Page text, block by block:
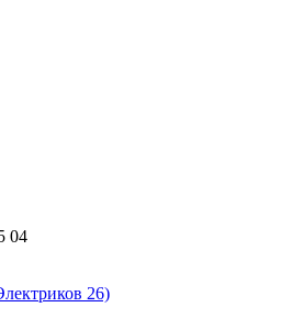
04
26)